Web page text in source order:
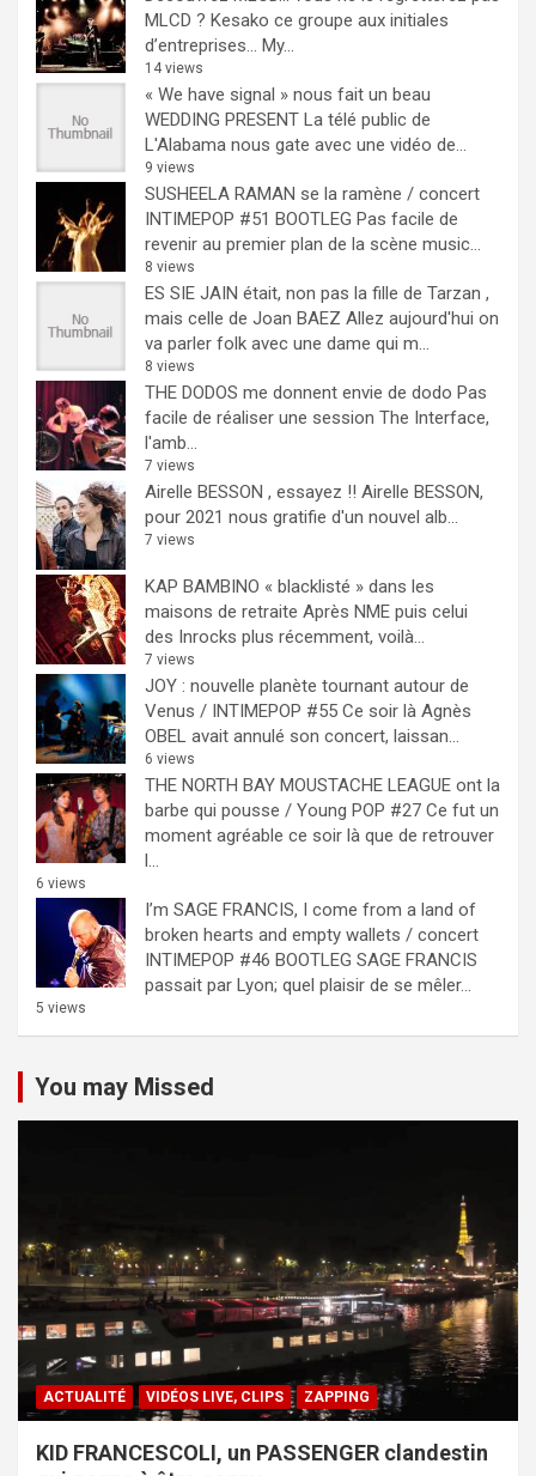
MLCD ? Kesako ce groupe aux initiales
d’entreprises… My...
14 views
« We have signal » nous fait un beau
WEDDING PRESENT La télé public de
L'Alabama nous gate avec une vidéo de...
9 views
SUSHEELA RAMAN se la ramène / concert
INTIMEPOP #51 BOOTLEG Pas facile de
revenir au premier plan de la scène music...
8 views
ES SIE JAIN était, non pas la fille de Tarzan ,
mais celle de Joan BAEZ Allez aujourd'hui on
va parler folk avec une dame qui m...
8 views
THE DODOS me donnent envie de dodo Pas
facile de réaliser une session The Interface,
l'amb...
7 views
Airelle BESSON , essayez !! Airelle BESSON,
pour 2021 nous gratifie d'un nouvel alb...
7 views
KAP BAMBINO « blacklisté » dans les
maisons de retraite Après NME puis celui
des Inrocks plus récemment, voilà...
7 views
JOY : nouvelle planète tournant autour de
Venus / INTIMEPOP #55 Ce soir là Agnès
OBEL avait annulé son concert, laissan...
6 views
THE NORTH BAY MOUSTACHE LEAGUE ont la
barbe qui pousse / Young POP #27 Ce fut un
moment agréable ce soir là que de retrouver
l...
6 views
I’m SAGE FRANCIS, I come from a land of
broken hearts and empty wallets / concert
INTIMEPOP #46 BOOTLEG SAGE FRANCIS
passait par Lyon; quel plaisir de se mêler...
5 views
You may Missed
ACTUALITÉ VIDÉOS LIVE, CLIPS ZAPPING
KID FRANCESCOLI, un PASSENGER clandestin